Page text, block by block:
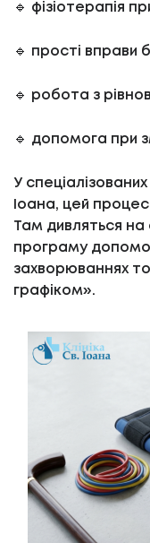
🔹 фізіотерапія
🔹 прості
🔹 робота з
🔹 допомога при
У
Іоана, цей
Там дивляться
програму
захворюваннях
графіком».